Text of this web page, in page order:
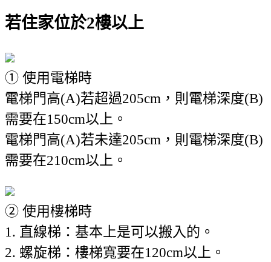
若住家位於2樓以上
① 使用電梯時
電梯門高(A)若超過205cm，則電梯深度(B)
需要在150cm以上。
電梯門高(A)若未達205cm，則電梯深度(B)
需要在210cm以上。
② 使用樓梯時
1. 直線梯：基本上是可以搬入的。
2. 螺旋梯：樓梯寬要在120cm以上。